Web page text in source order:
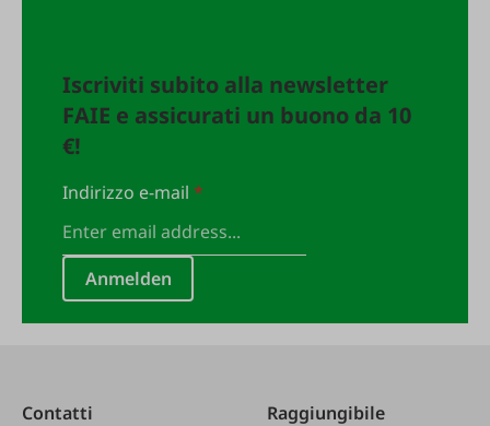
Iscriviti subito alla newsletter
FAIE e assicurati un buono da 10
€!
Indirizzo e-mail*
Anmelden
Contatti
Raggiungibile